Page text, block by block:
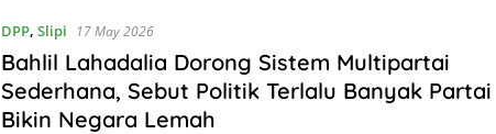
DPP, Slipi 17 May 2026
Bahlil Lahadalia Dorong Sistem Multipartai
Sederhana, Sebut Politik Terlalu Banyak Partai
Bikin Negara Lemah